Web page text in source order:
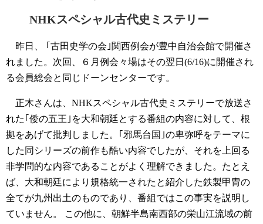
NHKスペシャル古代史ミステリー
昨日、 ｢古田史学の会｣関西例会が豊中自治会館で開催さ
れました。次回、６月例会々場はその翌日(6/16)に開催され
る会員総会と同じドーンセンターです。
正木さんは、NHKスペシャル古代史ミステリーで放送さ
れた｢倭の五王｣を大和朝廷とする番組の内容に対して、根
拠をあげて批判しました。｢邪馬台国｣の卑弥呼をテーマに
した同シリーズの前作も酷い内容でしたが、それを上回る
非学問的な内容であることがよく理解できました。たとえ
ば、大和朝廷により規格統一されたと紹介した鉄製甲冑の
全てが九州出土のものであり、番組ではこの事実を説明し
ていません。
この他に、朝鮮半島南西部の栄山江流域の前